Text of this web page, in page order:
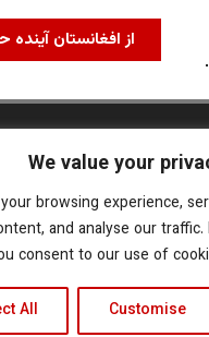
We value your
browsing experience,
and analyse our traffic.
consent to our use of
Customise
All
از افغانستان